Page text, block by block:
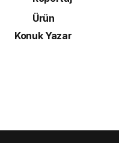
Ürün
Konuk Yazar